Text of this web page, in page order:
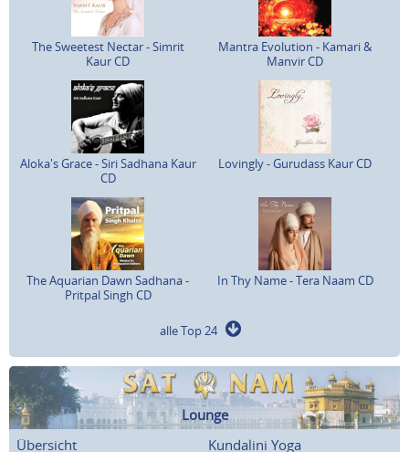
The Sweetest Nectar - Simrit
Kaur CD
Mantra Evolution - Kamari &
Manvir CD
Aloka's Grace - Siri Sadhana Kaur
CD
Lovingly - Gurudass Kaur CD
The Aquarian Dawn Sadhana -
Pritpal Singh CD
In Thy Name - Tera Naam CD
alle Top 24
Lounge
Übersicht
Kundalini Yoga